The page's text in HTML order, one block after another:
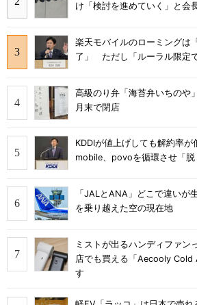
け「検討を進めていく」と会
楽天モバイルのローミングは
了」 ただし「ルーラル限定
高級のり弁「海苔弁いちの
月末で閉店
KDDIが値上げしても解約率
mobile、povoを循環させ「
「JALとANA」どこで違い
を乗り越えた空の現在地
ミストが出るハンディファ
店でも買える「Aecooly
す